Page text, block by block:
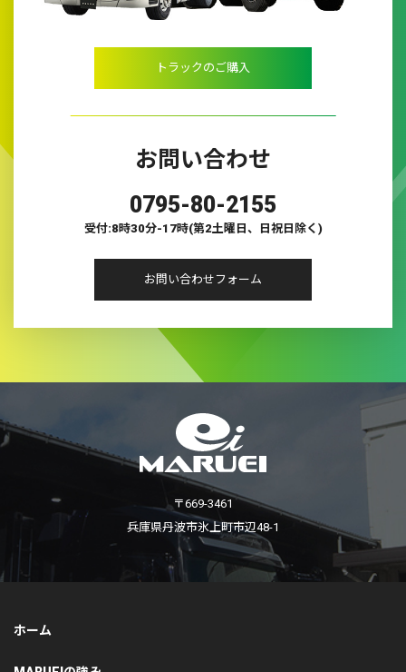
トラックのご購入
お問い合わせ
0795-80-2155
受付:8時30分-17時(第2土曜日、日祝日除く)
お問い合わせフォーム
〒669-3461
兵庫県丹波市氷上町市辺48-1
ホーム